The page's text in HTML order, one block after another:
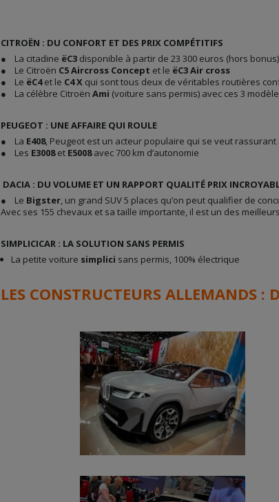
CITROËN : DU CONFORT ET DES PRIX COMPÉTITIFS
● La citadine ëC3 disponible à partir de 23 300 euros (hors
● Le Citroën C5 Aircross Concept et le ëC3 Air cross
● Le ëC4et le C4 X qui sont tous deux de véritables routières
● La célèbre Citroën Ami (voiture sans permis) avec ces 3
PEUGEOT : UNE AFFAIRE QUI ROULE
● La E408, Peugeot est un acteur populaire qui se veut
● Les E3008et E5008avec 700 km d’autonomie
DACIA : DU VOLUME ET UN RAPPORT QUALITÉ PRIX
● Le Bigster, un grand SUV 5 places qu’on peut qualifier de
Avec ses 155 chevaux et sa taille importante, il est un des
SIMPLICICAR : LA SOLUTION SANS PERMIS
La petite voiture simplici sans permis, 100% électrique
LES CONSTRUCTEURS ALLEMANDS :